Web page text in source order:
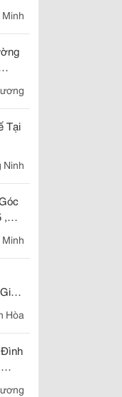
Minh
Tại
Ninh
,
Minh
Hòa